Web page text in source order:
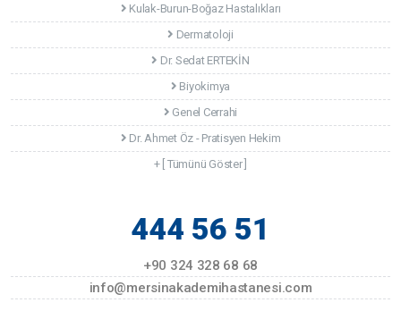
Kulak-Burun-Boğaz Hastalıkları
Dermatoloji
Dr. Sedat ERTEKİN
Biyokimya
Genel Cerrahi
Dr. Ahmet Öz - Pratisyen Hekim
+ [ Tümünü Göster ]
444 56 51
+90 324 328 68 68
info@mersinakademihastanesi.com